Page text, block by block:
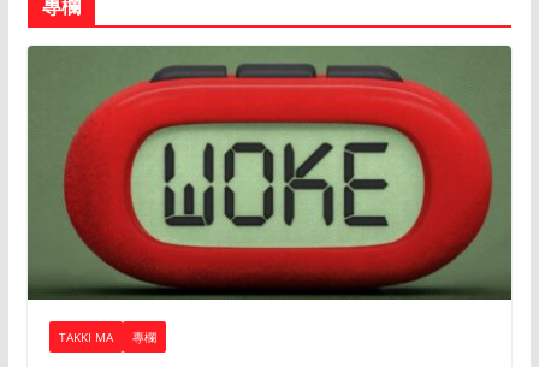
專欄
TAKKI MA 專欄